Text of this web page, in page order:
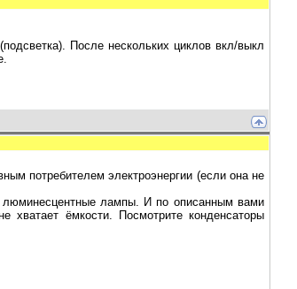
После нескольких циклов вкл/выкл
потребителем электроэнергии (если она не
лампы. И по описанным вами
хватает ёмкости. Посмотрите конденсаторы